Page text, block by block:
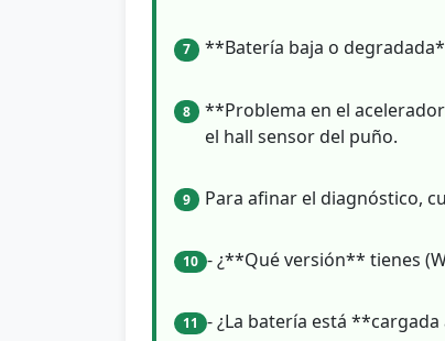
7 **Batería baja o
8
**Problema en el
el hall sensor del puño.
9 Para afinar el diagnóstico,
10 - ¿**Qué versión** tienes
11 - ¿La batería está